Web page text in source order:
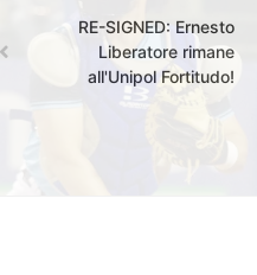
RE-SIGNED: Ernesto
Liberatore rimane
all'Unipol Fortitudo!